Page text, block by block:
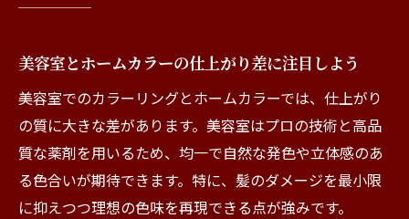
い
美容室のメリットとセルフカラーの手軽さ
を比較
セルフカラーが向いている人と美容室がお
すすめの人
美容室でしか得られない仕上がりの理由
美容室とホームカラーの仕上がり差に注目しよう
美容室でのカラーリングとホームカラーでは、仕上がり
の質に大きな差があります。美容室はプロの技術と高品
質な薬剤を用いるため、均一で自然な発色や立体感のあ
る色合いが期待できます。特に、髪のダメージを最小限
に抑えつつ理想の色味を再現できる点が強みです。